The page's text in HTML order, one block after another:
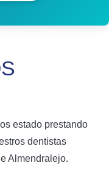
estado prestando
dentistas
Almendralejo.